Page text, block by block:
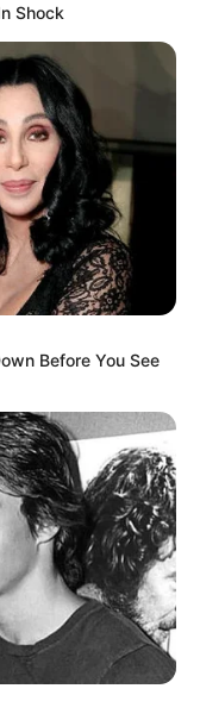
Shock
Before You See